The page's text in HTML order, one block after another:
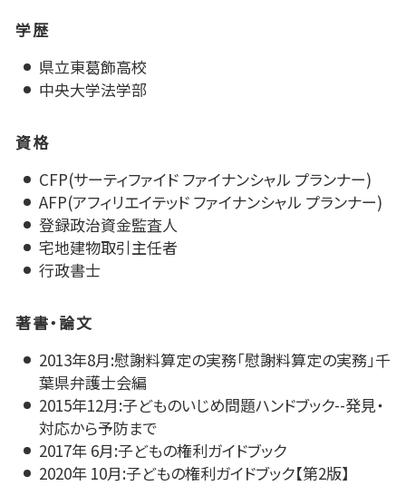
学歴
県立東葛飾高校
中央大学法学部
資格
CFP(サーティファイド ファイナンシャル プランナー)
AFP(アフィリエイテッド ファイナンシャル プランナー)
登録政治資金監査人
宅地建物取引主任者
行政書士
著書・論文
2013年8月:慰謝料算定の実務「慰謝料算定の実務」千
葉県弁護士会編
2015年12月:子どものいじめ問題ハンドブック--発見・
対応から予防まで
2017年 6月:子どもの権利ガイドブック
2020年 10月:子どもの権利ガイドブック【第2版】